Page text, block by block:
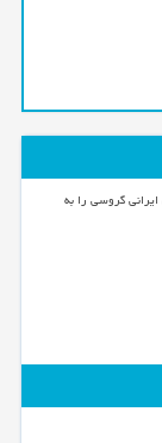
گروسی را به